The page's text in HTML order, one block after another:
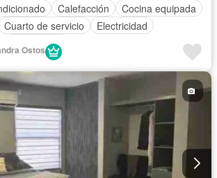
Calefacción
Cocina equipada
Cuarto de servicio
Electricidad
Gas natural
Ostos